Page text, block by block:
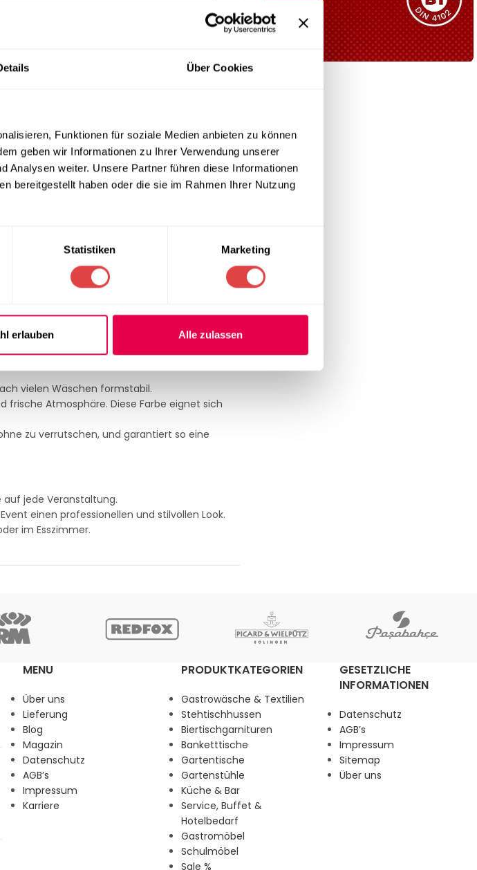
Über Cookies
Funktionen für soziale Medien anbieten zu können
geben wir Informationen zu Ihrer Verwendung unserer
Analysen weiter. Unsere Partner führen diese Informationen
bereitgestellt haben oder die sie im Rahmen Ihrer Nutzung
Statistiken Marketing
erlauben Alle zulassen
Deluxe-Tischhussen
ZAHLUNGSARTENFAQ
Events und Den Alltag
Look. Diese Tischhusse ist die ideale Wahl
Hause. Dank ihrer hochwertigen Verarbeitung
und Flexibilität. Das Material ist robust
vielen Wäschen formstabil.
frische Atmosphäre. Diese Farbe eignet sich
zu verrutschen, und garantiert so eine
auf jede Veranstaltung.
einen professionellen und stilvollen Look.
im Esszimmer.
MENU
Über uns
Lieferung
Blog
Magazin
Datenschutz
AGB’s
Impressum
Karriere
PRODUKTKATEGORIEN
Gastrowäsche & Textilien
Stehtischhussen
Biertischgarnituren
Banketttische
Gartentische
Gartenstühle
Küche & Bar
Service, Buffet &
Hotelbedarf
Gastromöbel
Schulmöbel
Sale %
GESETZLICHE
INFORMATIONEN
Datenschutz
AGB’s
Impressum
Sitemap
Über uns